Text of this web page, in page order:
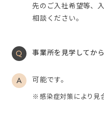
先のご入社希望等、
相談ください。
事業所を見学してか
可能です。
感染症対策により見